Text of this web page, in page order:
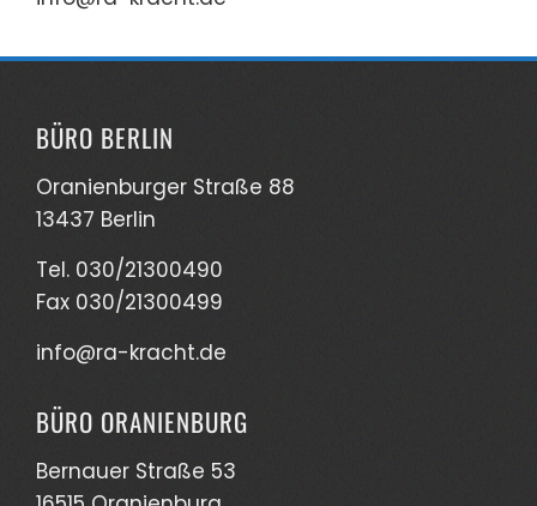
BÜRO BERLIN
Oranienburger Straße 88
13437 Berlin
Tel. 030/21300490
Fax 030/21300499
info@ra-kracht.de
BÜRO ORANIENBURG
Bernauer Straße 53